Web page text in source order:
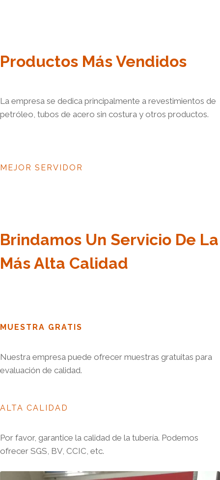
Productos Más Vendidos
La empresa se dedica principalmente a revestimientos de
petróleo, tubos de acero sin costura y otros productos.
MEJOR SERVIDOR
Brindamos Un Servicio De La
Más Alta Calidad
MUESTRA GRATIS
Nuestra empresa puede ofrecer muestras gratuitas para
evaluación de calidad.
ALTA CALIDAD
Por favor, garantice la calidad de la tubería. Podemos
ofrecer SGS, BV, CCIC, etc.